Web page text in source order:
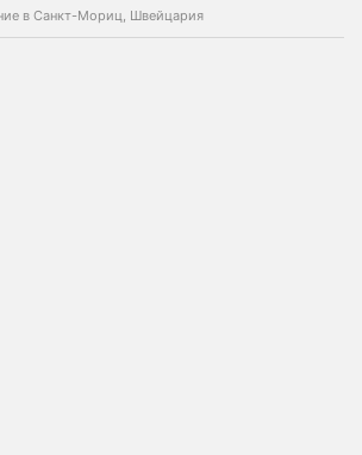
в Санкт-Мориц, Швейцария